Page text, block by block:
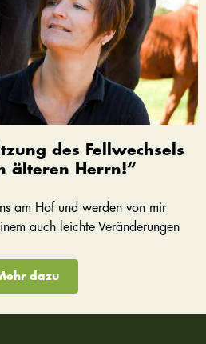
des Fellwechsels
älteren Herrn!“
am Hof und werden von mir
auch leichte Veränderungen
dazu